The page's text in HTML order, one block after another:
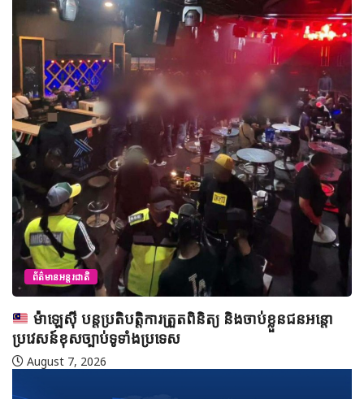
ព័ត៌មានអន្តរជាតិ
ម៉ាឡេស៊ី បន្តប្រតិបត្តិការត្រួតពិនិត្យ និងចាប់ខ្លួនជនអន្តោ
ប្រវេសន៍ខុសច្បាប់ទូទាំងប្រទេស
August 7, 2026